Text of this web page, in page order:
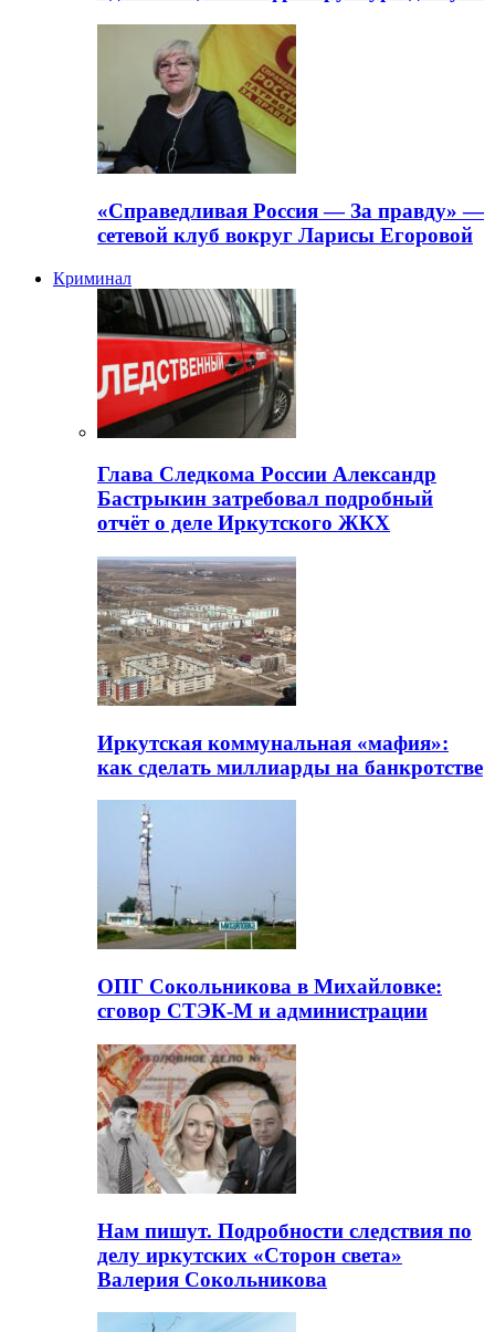
«Справедливая Россия — За правду» —
сетевой клуб вокруг Ларисы Егоровой
Криминал
Глава Следкома России Александр
Бастрыкин затребовал подробный
отчёт о деле Иркутского ЖКХ
Иркутская коммунальная «мафия»:
как сделать миллиарды на банкротстве
ОПГ Сокольникова в Михайловке:
сговор СТЭК-М и администрации
Нам пишут. Подробности следствия по
делу иркутских «Сторон света»
Валерия Сокольникова